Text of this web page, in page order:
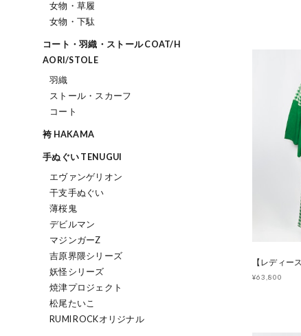
女物・草履
女物・下駄
コート・羽織・ストール COAT/H
AORI/STOLE
羽織
ストール・スカーフ
コート
袴 HAKAMA
手ぬぐい TENUGUI
エヴァンゲリオン
干支手ぬぐい
薄桜鬼
デビルマン
マジンガーZ
吉原界隈シリーズ
妖怪シリーズ
焼津プロジェクト
松尾たいこ
RUMI ROCKオリジナル
¥63,800